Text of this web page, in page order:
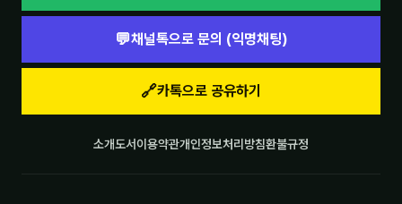
💬채널톡으로 문의 (익명채팅)
🔗카톡으로 공유하기
소개도서이용약관개인정보처리방침환불규정